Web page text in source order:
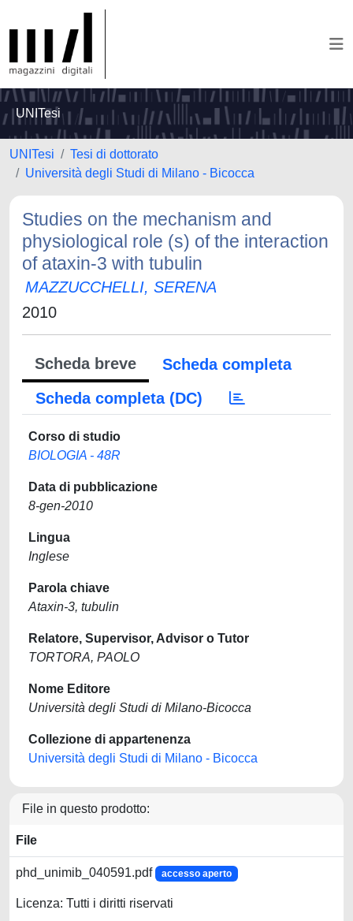
UNITesi
UNITesi
Tesi di dottorato
Università degli Studi di Milano - Bicocca
Studies on the mechanism and
physiological role (s) of the interaction
of ataxin-3 with tubulin
MAZZUCCHELLI, SERENA
2010
Scheda breve
Scheda completa
Scheda completa (DC)
Corso di studio
BIOLOGIA - 48R
Data di pubblicazione
8-gen-2010
Lingua
Inglese
Parola chiave
Ataxin-3, tubulin
Relatore, Supervisor, Advisor o Tutor
TORTORA, PAOLO
Nome Editore
Università degli Studi di Milano-Bicocca
Collezione di appartenenza
Università degli Studi di Milano - Bicocca
File in questo prodotto:
File
phd_unimib_040591.pdf accesso aperto
Licenza: Tutti i diritti riservati